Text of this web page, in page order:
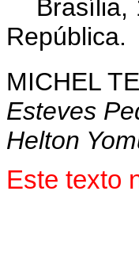
Brasília,
República.
MICHEL
Esteves
Helton
Este texto